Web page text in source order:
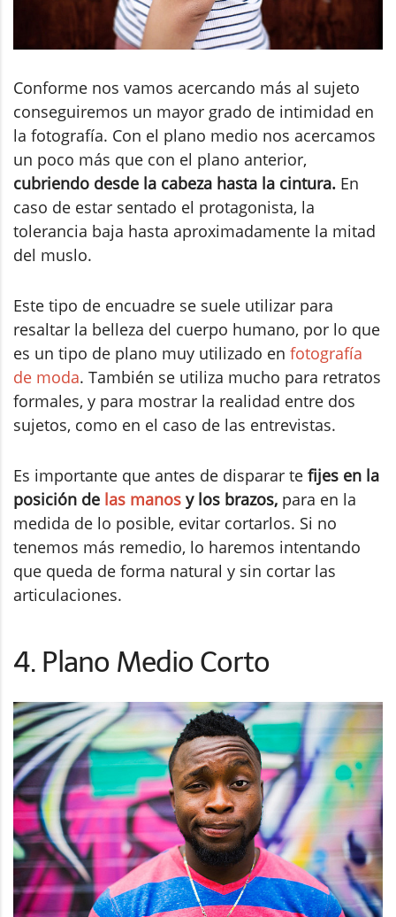
Conforme nos vamos acercando más al sujeto
conseguiremos un mayor grado de intimidad en
la fotografía. Con el plano medio nos acercamos
un poco más que con el plano anterior,
cubriendo desde la cabeza hasta la cintura. En
caso de estar sentado el protagonista, la
tolerancia baja hasta aproximadamente la mitad
del muslo.
Este tipo de encuadre se suele utilizar para
resaltar la belleza del cuerpo humano, por lo que
es un tipo de plano muy utilizado en fotografía
de moda. También se utiliza mucho para retratos
formales, y para mostrar la realidad entre dos
sujetos, como en el caso de las entrevistas.
Es importante que antes de disparar te fijes en la
posición de las manos y los brazos, para en la
medida de lo posible, evitar cortarlos. Si no
tenemos más remedio, lo haremos intentando
que queda de forma natural y sin cortar las
articulaciones.
4. Plano Medio Corto